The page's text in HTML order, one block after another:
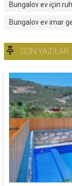
Bungalov ev için
Bungalov ev imar
SON YAZILAR